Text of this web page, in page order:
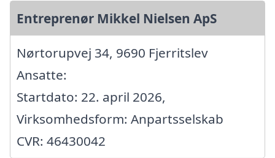
Entreprenør Mikkel Nielsen ApS
Nørtorupvej 34, 9690 Fjerritslev
Ansatte:
Startdato: 22. april 2026,
Virksomhedsform: Anpartsselskab
CVR: 46430042